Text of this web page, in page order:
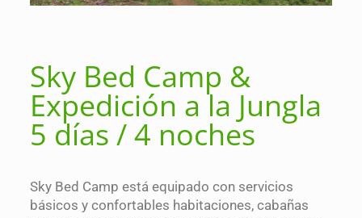
Sky Bed Camp &
Expedición a la Jungla
5 días / 4 noches
Sky Bed Camp está equipado con servicios
básicos y confortables habitaciones, cabañas